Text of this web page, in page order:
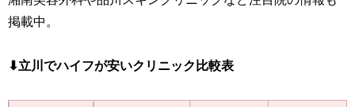
掲載中。
⬇︎立川でハイフが安いクリニック比較表